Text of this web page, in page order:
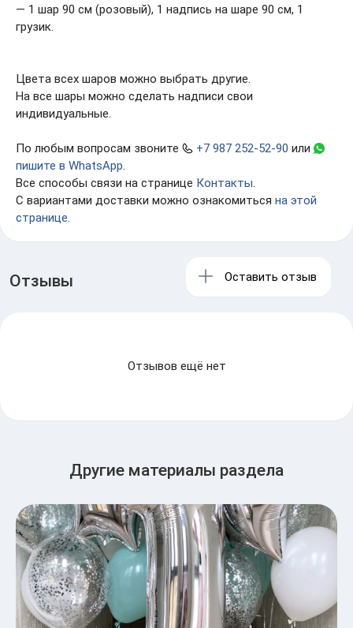
— 1 шар 90 см (розовый), 1 надпись на шаре 90 см, 1
грузик.
Цвета всех шаров можно выбрать другие.
На все шары можно сделать надписи свои
индивидуальные.
По любым вопросам звоните +7 987 252-52-90 или
пишите в WhatsApp.
Все способы связи на странице Контакты.
С вариантами доставки можно ознакомиться на этой
странице.
Отзывы Оставить отзыв
Отзывов ещё нет
Другие материалы раздела